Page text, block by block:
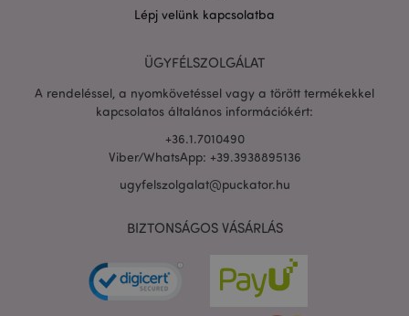
Lépj velünk kapcsolatba
ÜGYFÉLSZOLGÁLAT
A rendeléssel, a nyomkövetéssel vagy a törött termékekkel
kapcsolatos általános információkért:
+36.1.7010490
Viber/WhatsApp: +39.3938895136
ugyfelszolgalat@puckator.hu
BIZTONSÁGOS VÁSÁRLÁS
PHPSESSID
adatvédelmi szabályzatát